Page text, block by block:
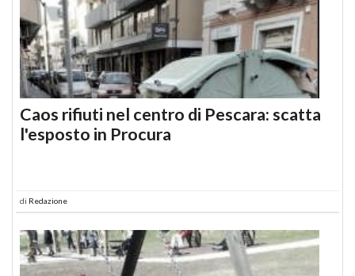
Caos rifiuti nel centro di Pescara: scatta
l'esposto in Procura
di Redazione